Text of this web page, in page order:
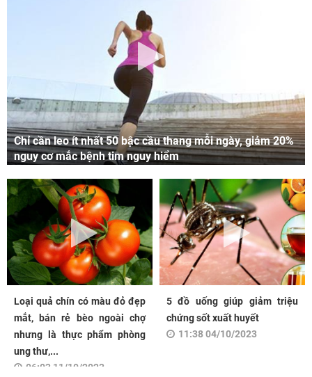
Chỉ cần leo ít nhất 50 bậc cầu thang mỗi ngày, giảm 20%
nguy cơ mắc bệnh tim nguy hiểm
Loại quả chín có màu đỏ đẹp
mắt, bán rẻ bèo ngoài chợ
nhưng là thực phẩm phòng
ung thư,...
06:03 11/10/2023
5 đồ uống giúp giảm triệu
chứng sốt xuất huyết
11:38 04/10/2023